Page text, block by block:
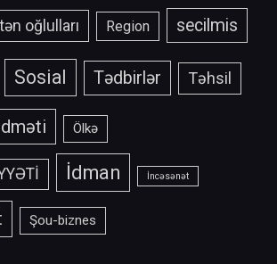
oğlulları Region secilmis
Sosial Tədbirlər Təhsil
Ölkə
İdman İncəsənət
Şou-biznes